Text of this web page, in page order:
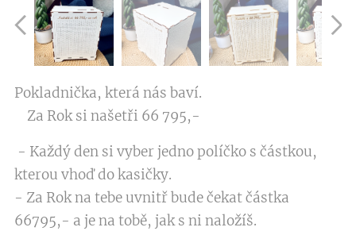
Pokladnička, která nás baví.
Za Rok si našetři 66 795,-
- Každý den si vyber jedno políčko s částkou,
kterou vhoď do kasičky.
- Za Rok na tebe uvnitř bude čekat částka
66795,- a je na tobě, jak s ni naložíš.